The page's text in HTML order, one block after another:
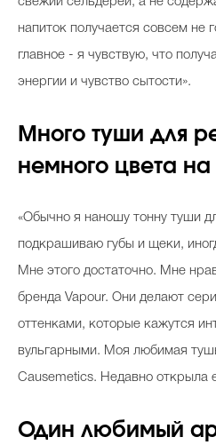
напиток получается совсем не
главное - я чувствую, что
энергии и чувство сытости».
Много туши для
немного цвета
«Обычно я наношу тонну туши
подкрашиваю губы и щеки,
Мне этого достаточно. Мне
бренда Vapour. Они делают
оттенками, которые кажутся
вульгарными. Моя любимая
Causemetics. Недавно открыла
Один любимый